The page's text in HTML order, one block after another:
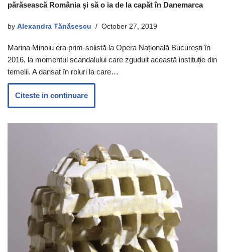
părăsească România și să o ia de la capăt în Danemarca
by Alexandra Tănăsescu October 27, 2019
Marina Minoiu era prim-solistă la Opera Națională București în
2016, la momentul scandalului care zguduit această instituție din
temelii. A dansat în roluri la care…
Citeste in continuare